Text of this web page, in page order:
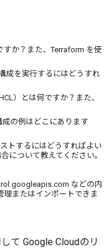
すか？また、Terraform を使
成を実行するにはどうすれ
）とは何ですか？また、
の例はどこにあります
トするにはどうすればよい
について教えてください。
などの内
理またはインポートできま
て Google Cloudのリ